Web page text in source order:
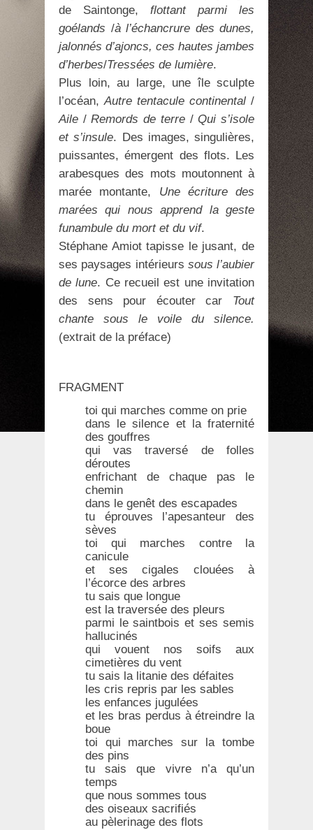
de Saintonge, flottant parmi les
goélands /à l’échancrure des dunes,
jalonnés d’ajoncs, ces hautes jambes
d’herbes/Tressées de lumière.
Plus loin, au large, une île sculpte
l’océan,Autre tentacule continental /
Aile /Remords de terre/Qui s’isole
et s’insule. Des images, singulières,
puissantes, émergent des flots. Les
arabesques des mots moutonnent à
marée montante, Une écriture des
marées qui nous apprend la geste
funambule du mort et du vif.
Stéphane Amiot tapisse le jusant, de
ses paysages intérieurs sous l’aubier
de lune. Ce recueil est une invitation
des sens pour écouter car Tout
chante sous le voile du silence.
(extrait de la préface)
FRAGMENT
toi qui marches comme on prie
dans le silence et la fraternité
des gouffres
qui vas traversé de folles
déroutes
enfrichant de chaque pas le
chemin
dans le genêt des escapades
tu éprouves l’apesanteur des
sèves
toi qui marches contre la
canicule
et ses cigales clouées à
l’écorce des arbres
tu sais que longue
est la traversée des pleurs
parmi le saintbois et ses semis
hallucinés
qui vouent nos soifs aux
cimetières du vent
tu sais la litanie des défaites
les cris repris par les sables
les enfances jugulées
et les bras perdus à étreindre la
boue
toi qui marches sur la tombe
des pins
tu sais que vivre n’a qu’un
temps
que nous sommes tous
des oiseaux sacrifiés
au pèlerinage des flots